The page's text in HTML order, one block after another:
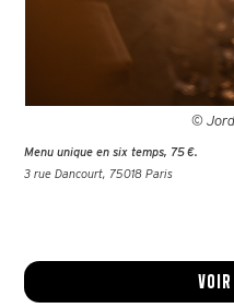
©
Menu unique en six temps, 75 €.
3 rue Dancourt, 75018 Paris